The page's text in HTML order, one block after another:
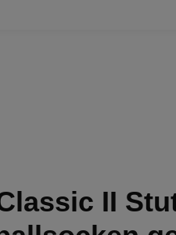
II